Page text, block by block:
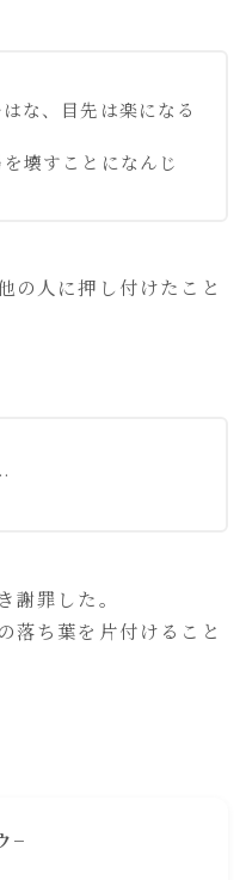
な、目先は楽になる
壊すことになんじ
の人に押し付けたこと
謝罪した。
落ち葉を片付けること
−